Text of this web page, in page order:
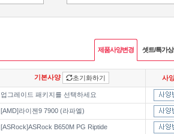
제품사양변경 셋트/특가
기본사양 초기화하기 사
업그레이드 패키지를 선택하세요
[AMD]라이젠9 7900 (라파엘)
[ASRock]ASRock B650M PG Riptide